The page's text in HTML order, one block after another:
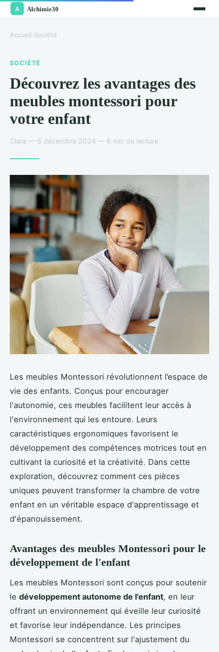
Accueil›Société
SOCIÉTÉ
Découvrez les avantages des
meubles montessori pour
votre enfant
Clara — 6 décembre 2024 — 6 min de lecture
Les meubles Montessori révolutionnent l’espace de
vie des enfants. Conçus pour encourager
l'autonomie, ces meubles facilitent leur accès à
l'environnement qui les entoure. Leurs
caractéristiques ergonomiques favorisent le
développement des compétences motrices tout en
cultivant la curiosité et la créativité. Dans cette
exploration, découvrez comment ces pièces
uniques peuvent transformer la chambre de votre
enfant en un véritable espace d'apprentissage et
d'épanouissement.
Avantages des meubles Montessori pour le
développement de l'enfant
Les meubles Montessori sont conçus pour soutenir
le développement autonome de l'enfant, en leur
offrant un environnement qui éveille leur curiosité
et favorise leur indépendance. Les principes
Montessori se concentrent sur l'ajustement du